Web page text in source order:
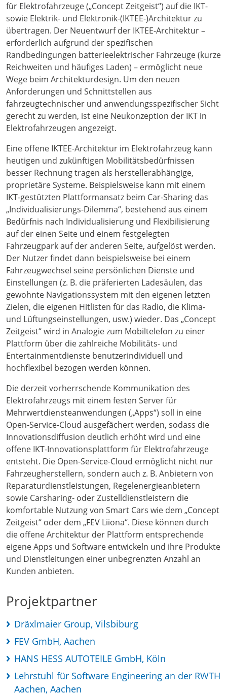
für Elektrofahrzeuge („Concept Zeitgeist“) auf die IKT-
sowie Elektrik- und Elektronik-(IKTEE-)Architektur zu
übertragen. Der Neuentwurf der IKTEE-Architektur –
erforderlich aufgrund der spezifischen
Randbedingungen batterieelektrischer Fahrzeuge (kurze
Reichweiten und häufiges Laden) – ermöglicht neue
Wege beim Architekturdesign. Um den neuen
Anforderungen und Schnittstellen aus
fahrzeugtechnischer und anwendungsspezifischer Sicht
gerecht zu werden, ist eine Neukonzeption der IKT in
Elektrofahrzeugen angezeigt.
Eine offene IKTEE-Architektur im Elektrofahrzeug kann
heutigen und zukünftigen Mobilitätsbedürfnissen
besser Rechnung tragen als herstellerabhängige,
proprietäre Systeme. Beispielsweise kann mit einem
IKT-gestützten Plattformansatz beim Car-Sharing das
„Individualisierungs-Dilemma“, bestehend aus einem
Bedürfnis nach Individualisierung und Flexibilisierung
auf der einen Seite und einem festgelegten
Fahrzeugpark auf der anderen Seite, aufgelöst werden.
Der Nutzer findet dann beispielsweise bei einem
Fahrzeugwechsel seine persönlichen Dienste und
Einstellungen (z. B. die präferierten Ladesäulen, das
gewohnte Navigationssystem mit den eigenen letzten
Zielen, die eigenen Hitlisten für das Radio, die Klima-
und Lüftungseinstellungen, usw.) wieder. Das „Concept
Zeitgeist“ wird in Analogie zum Mobiltelefon zu einer
Plattform über die zahlreiche Mobilitäts- und
Entertainmentdienste benutzerindividuell und
hochflexibel bezogen werden können.
Die derzeit vorherrschende Kommunikation des
Elektrofahrzeugs mit einem festen Server für
Mehrwertdiensteanwendungen („Apps“) soll in eine
Open-Service-Cloud ausgefächert werden, sodass die
Innovationsdiffusion deutlich erhöht wird und eine
offene IKT-Innovationsplattform für Elektrofahrzeuge
entsteht. Die Open-Service-Cloud ermöglicht nicht nur
Fahrzeugherstellern, sondern auch z. B. Anbietern von
Reparaturdienstleistungen, Regelenergieanbietern
sowie Carsharing- oder Zustelldienstleistern die
komfortable Nutzung von Smart Cars wie dem „Concept
Zeitgeist“ oder dem „FEV Liiona“. Diese können durch
die offene Architektur der Plattform entsprechende
eigene Apps und Software entwickeln und ihre Produkte
und Dienstleitungen einer unbegrenzten Anzahl an
Kunden anbieten.
Projektpartner
Dräxlmaier Group, Vilsbiburg
FEV GmbH, Aachen
HANS HESS AUTOTEILE GmbH, Köln
Lehrstuhl für Software Engineering an der RWTH
Aachen, Aachen